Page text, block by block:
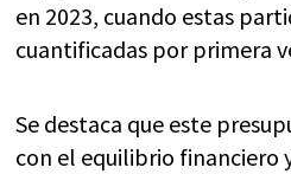
en 2023, cuando estas
cuantificadas por primera
Se destaca que este
con el equilibrio financiero